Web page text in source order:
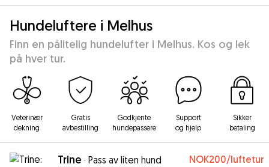
Hundeluftere i Melhus
Finn en pålitelig hundelufter i Melhus. Kos og lek
på hver tur.
Veterinær
dekning
Gratis
avbestilling
Godkjente
hundepassere
Support
og hjelp
Sikker
betaling
Trine · Pass av liten hund NOK200/luftetur